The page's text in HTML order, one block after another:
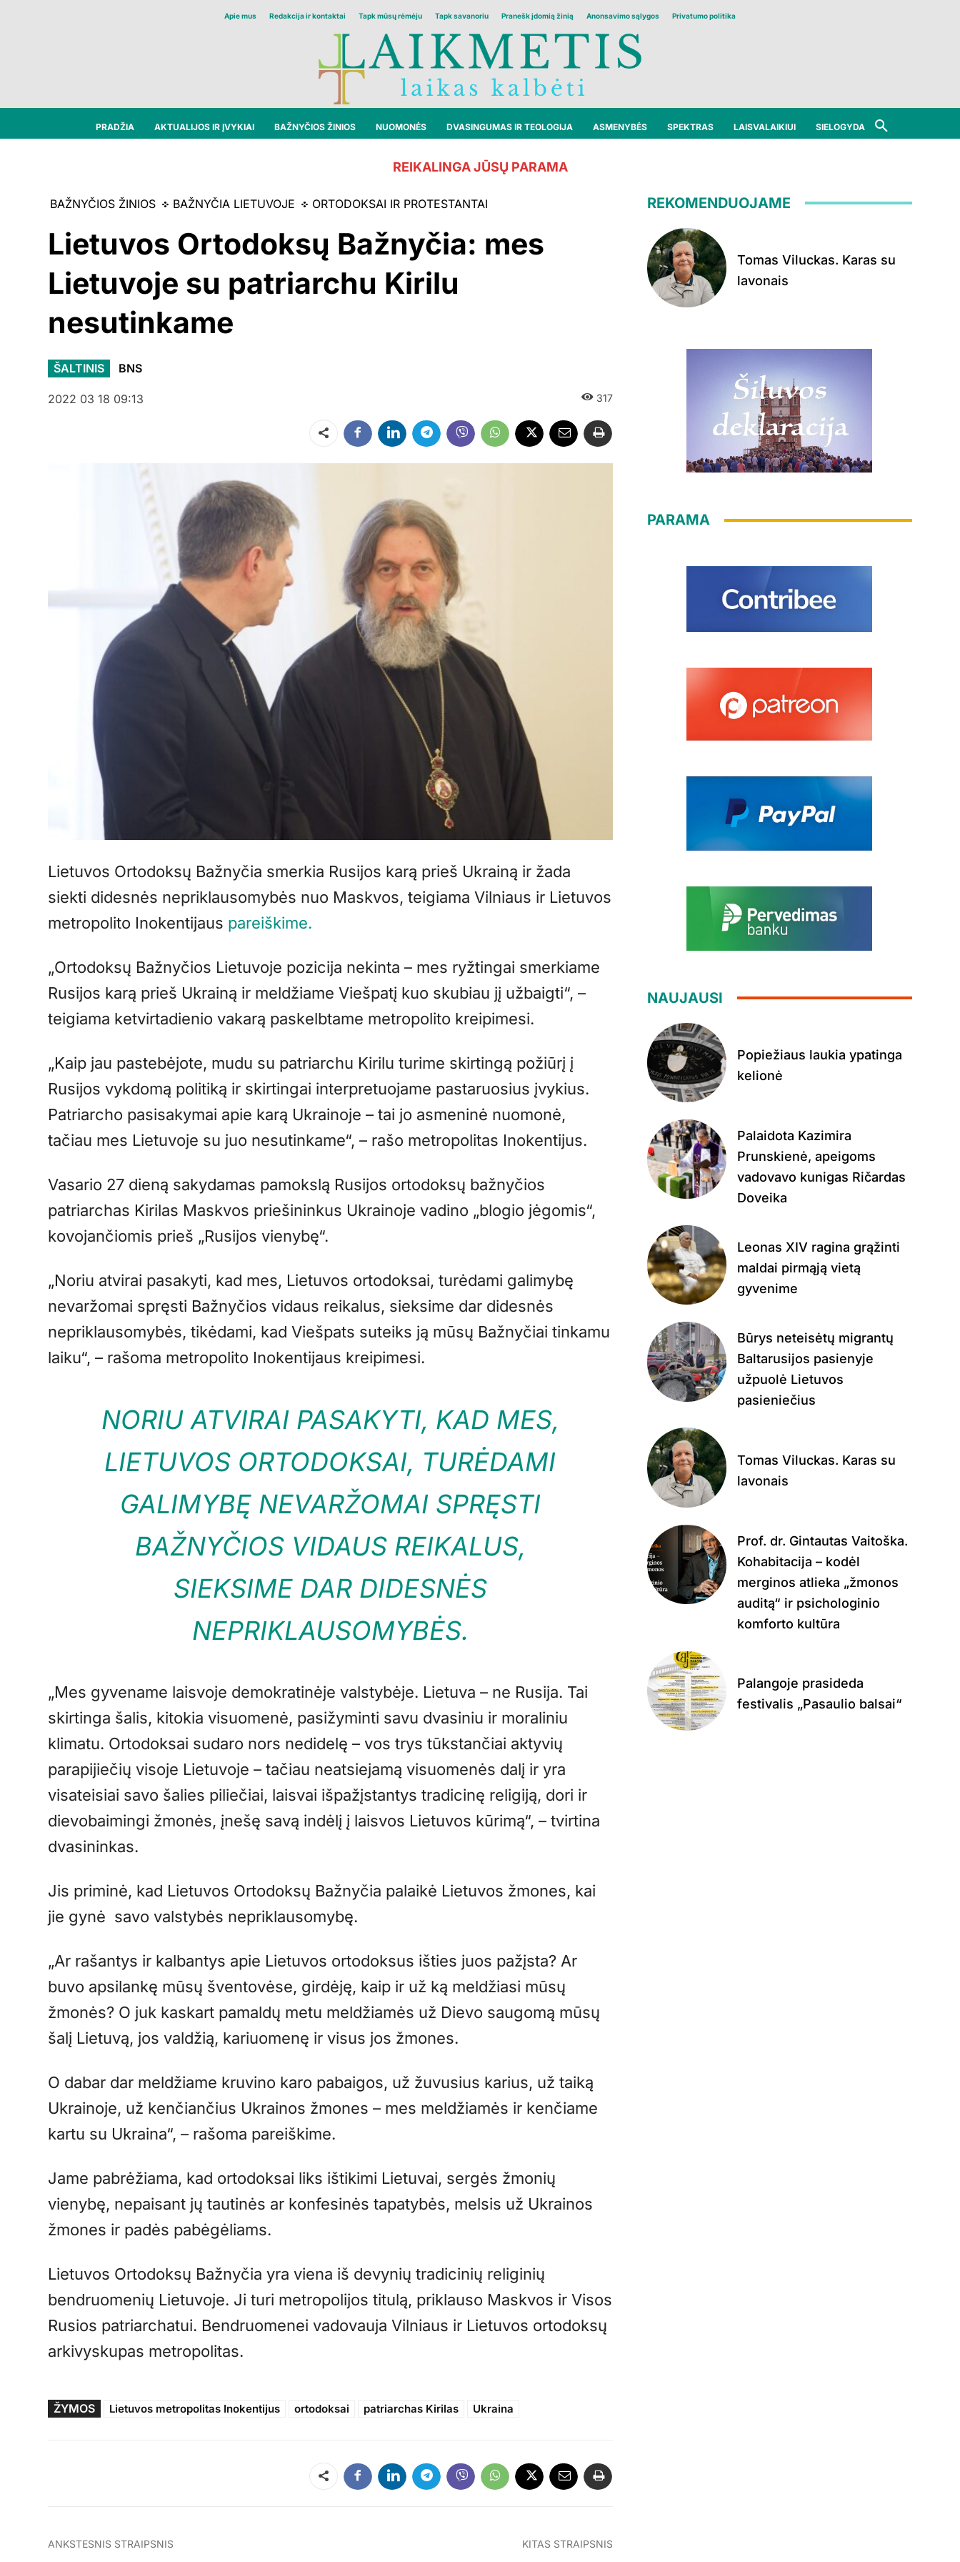
Apie mus Redakcija ir kontaktai Tapk mūsų rėmėju Tapk savanoriu Pranešk įdomią žinią Anonsavimo sąlygos Privatumo politika
PRADŽIA AKTUALIJOS IR ĮVYKIAI BAŽNYČIOS ŽINIOS NUOMONĖS DVASINGUMAS IR TEOLOGIJA ASMENYBĖS SPEKTRAS LAISVALAIKIUI SIELOGYDA
REIKALINGA JŪSŲ PARAMA
BAŽNYČIOS ŽINIOS BAŽNYČIA LIETUVOJE ORTODOKSAI IR PROTESTANTAI
Lietuvos Ortodoksų Bažnyčia: mes
Lietuvoje su patriarchu Kirilu
nesutinkame
ŠALTINIS BNS
2022 03 18 09:13 317
Dalintis
Lietuvos Ortodoksų Bažnyčia smerkia Rusijos karą prieš Ukrainą ir žada
siekti didesnės nepriklausomybės nuo Maskvos, teigiama Vilniaus ir Lietuvos
metropolito Inokentijaus pareiškime.
„Ortodoksų Bažnyčios Lietuvoje pozicija nekinta – mes ryžtingai smerkiame
Rusijos karą prieš Ukrainą ir meldžiame Viešpatį kuo skubiau jį užbaigti“, –
teigiama ketvirtadienio vakarą paskelbtame metropolito kreipimesi.
„Kaip jau pastebėjote, mudu su patriarchu Kirilu turime skirtingą požiūrį į
Rusijos vykdomą politiką ir skirtingai interpretuojame pastaruosius įvykius.
Patriarcho pasisakymai apie karą Ukrainoje – tai jo asmeninė nuomonė,
tačiau mes Lietuvoje su juo nesutinkame“, – rašo metropolitas Inokentijus.
Vasario 27 dieną sakydamas pamokslą Rusijos ortodoksų bažnyčios
patriarchas Kirilas Maskvos priešininkus Ukrainoje vadino „blogio jėgomis“,
kovojančiomis prieš „Rusijos vienybę“.
„Noriu atvirai pasakyti, kad mes, Lietuvos ortodoksai, turėdami galimybę
nevaržomai spręsti Bažnyčios vidaus reikalus, sieksime dar didesnės
nepriklausomybės, tikėdami, kad Viešpats suteiks ją mūsų Bažnyčiai tinkamu
laiku“, – rašoma metropolito Inokentijaus kreipimesi.
NORIU ATVIRAI PASAKYTI, KAD MES,
LIETUVOS ORTODOKSAI, TURĖDAMI
GALIMYBĘ NEVARŽOMAI SPRĘSTI
BAŽNYČIOS VIDAUS REIKALUS,
SIEKSIME DAR DIDESNĖS
NEPRIKLAUSOMYBĖS.
„Mes gyvename laisvoje demokratinėje valstybėje. Lietuva – ne Rusija. Tai
skirtinga šalis, kitokia visuomenė, pasižyminti savu dvasiniu ir moraliniu
klimatu. Ortodoksai sudaro nors nedidelę – vos trys tūkstančiai aktyvių
parapijiečių visoje Lietuvoje – tačiau neatsiejamą visuomenės dalį ir yra
visateisiai savo šalies piliečiai, laisvai išpažįstantys tradicinę religiją, dori ir
dievobaimingi žmonės, įnešę savą indėlį į laisvos Lietuvos kūrimą“, – tvirtina
dvasininkas.
Jis priminė, kad Lietuvos Ortodoksų Bažnyčia palaikė Lietuvos žmones, kai
jie gynė savo valstybės nepriklausomybę.
„Ar rašantys ir kalbantys apie Lietuvos ortodoksus išties juos pažįsta? Ar
buvo apsilankę mūsų šventovėse, girdėję, kaip ir už ką meldžiasi mūsų
žmonės? O juk kaskart pamaldų metu meldžiamės už Dievo saugomą mūsų
šalį Lietuvą, jos valdžią, kariuomenę ir visus jos žmones.
O dabar dar meldžiame kruvino karo pabaigos, už žuvusius karius, už taiką
Ukrainoje, už kenčiančius Ukrainos žmones – mes meldžiamės ir kenčiame
kartu su Ukraina“, – rašoma pareiškime.
Jame pabrėžiama, kad ortodoksai liks ištikimi Lietuvai, sergės žmonių
vienybę, nepaisant jų tautinės ar konfesinės tapatybės, melsis už Ukrainos
žmones ir padės pabėgėliams.
Lietuvos Ortodoksų Bažnyčia yra viena iš devynių tradicinių religinių
bendruomenių Lietuvoje. Ji turi metropolijos titulą, priklauso Maskvos ir Visos
Rusios patriarchatui. Bendruomenei vadovauja Vilniaus ir Lietuvos ortodoksų
arkivyskupas metropolitas.
ŽYMOS Lietuvos metropolitas Inokentijus ortodoksai patriarchas Kirilas Ukraina
Dalintis
ANKSTESNIS STRAIPSNIS KITAS STRAIPSNIS
REKOMENDUOJAME
Tomas Viluckas. Karas su
lavonais
PARAMA
NAUJAUSI
Popiežiaus laukia ypatinga
kelionė
Palaidota Kazimira
Prunskienė, apeigoms
vadovavo kunigas Ričardas
Doveika
Leonas XIV ragina grąžinti
maldai pirmąją vietą
gyvenime
Būrys neteisėtų migrantų
Baltarusijos pasienyje
užpuolė Lietuvos
pasieniečius
Tomas Viluckas. Karas su
lavonais
Prof. dr. Gintautas Vaitoška.
Kohabitacija – kodėl
merginos atlieka „žmonos
auditą“ ir psichologinio
komforto kultūra
Palangoje prasideda
festivalis „Pasaulio balsai“